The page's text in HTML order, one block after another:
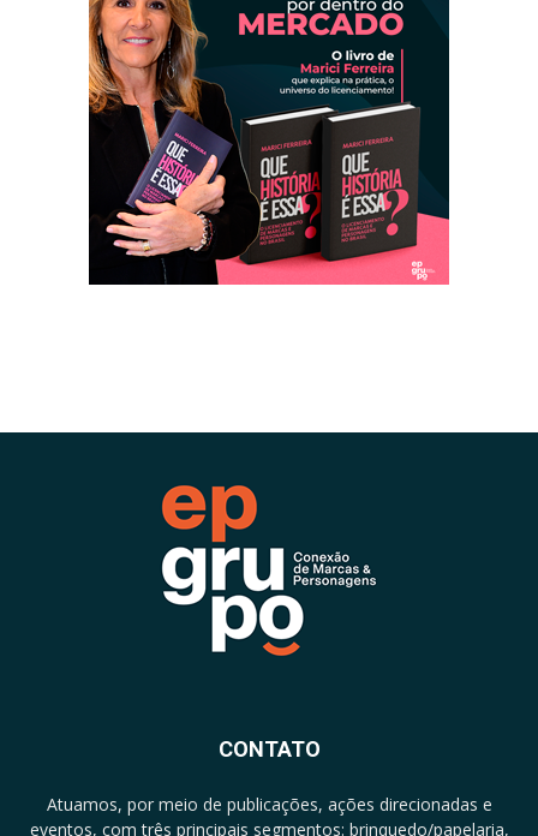
CONTATO
Atuamos, por meio de publicações, ações direcionadas e
eventos, com três principais segmentos: brinquedo/papelaria,